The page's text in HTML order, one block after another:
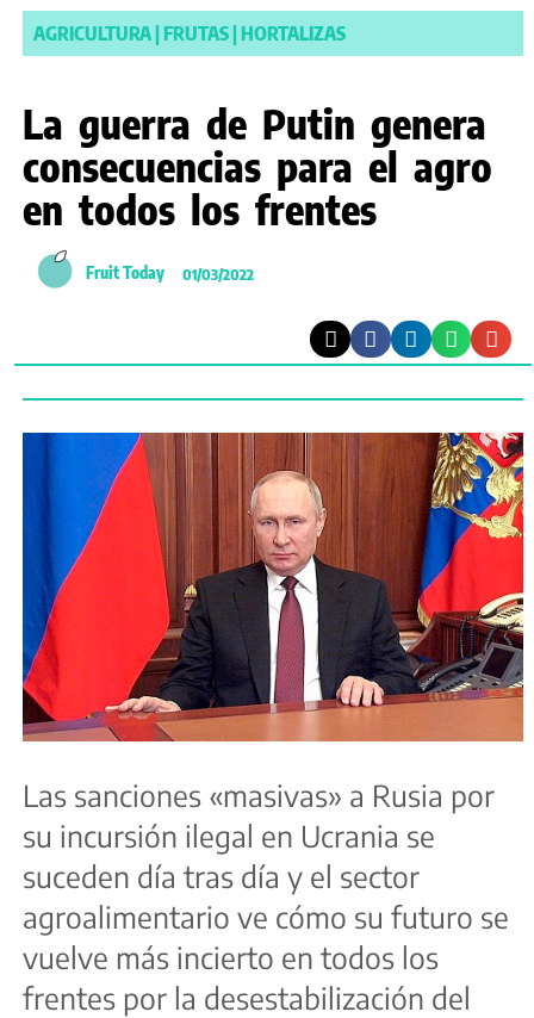
AGRICULTURA|FRUTAS|HORTALIZAS
La guerra de Putin genera
consecuencias para el agro
en todos los frentes
Fruit Today 01/03/2022
Las sanciones «masivas» a Rusia por
su incursión ilegal en Ucrania se
suceden día tras día y el sector
agroalimentario ve cómo su futuro se
vuelve más incierto en todos los
frentes por la desestabilización del